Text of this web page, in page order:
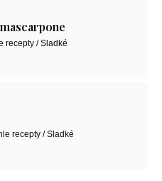
recepty / Sladké
recepty / Sladké